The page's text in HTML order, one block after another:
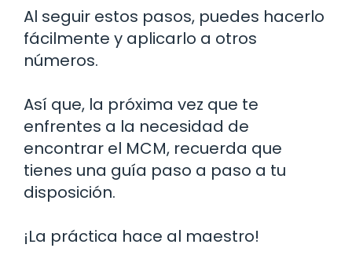
Al seguir estos pasos, puedes hacerlo
fácilmente y aplicarlo a otros
números.
Así que, la próxima vez que te
enfrentes a la necesidad de
encontrar el MCM, recuerda que
tienes una guía paso a paso a tu
disposición.
¡La práctica hace al maestro!